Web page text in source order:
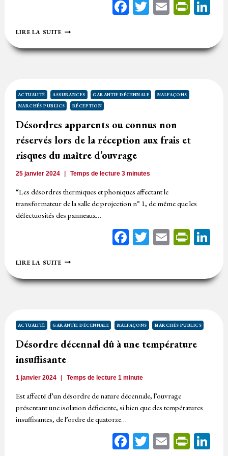
Facebook
Twitter
Email
LIRE LA SUITEL’INOPPOSABILITÉ
RÉCEPTION
D’UN
PAS
LE
MAÎTRE
ACTUALITÉ ASSURANCES GARANTIE DÉCENNALE
MALFAÇONS
MARCHÉS PUBLICS
RÉCEPTION
Désordres apparents ou connus non
réservés lors de la réception aux frais et
risques du maître d’ouvrage
25 janvier 2024 Temps de lecture3 minutes
“Les désordres thermiques et phoniques affectant le
transformateur de la salle de projection n° 1, de même que les
défectuosités des panneaux…
Facebook
Twitter
Email
LIRE LA SUITEDÉSORDRES
OU
CONNUS
DE
RÉCEPTION
FRAIS
RISQUES
MAÎTRE
D’OUVRAGE
ACTUALITÉ GARANTIE DÉCENNALE MALFAÇONS MARCHÉS PUBLICS
Désordre décennal dû à une température
insuffisante
1 janvier 2024 Temps de lecture1 minute
Est affecté d’un désordre de nature décennale, l’ouvrage
présentant une isolation déficiente, si bien que des températures
insuffisantes, de l’ordre de quatorze…
Facebook
Twitter
Email